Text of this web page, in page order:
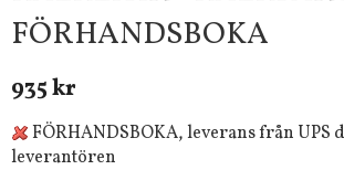
FÖRHANDSBOKA
935 kr
FÖRHANDSBOKA, leverans från UPS
leverantören